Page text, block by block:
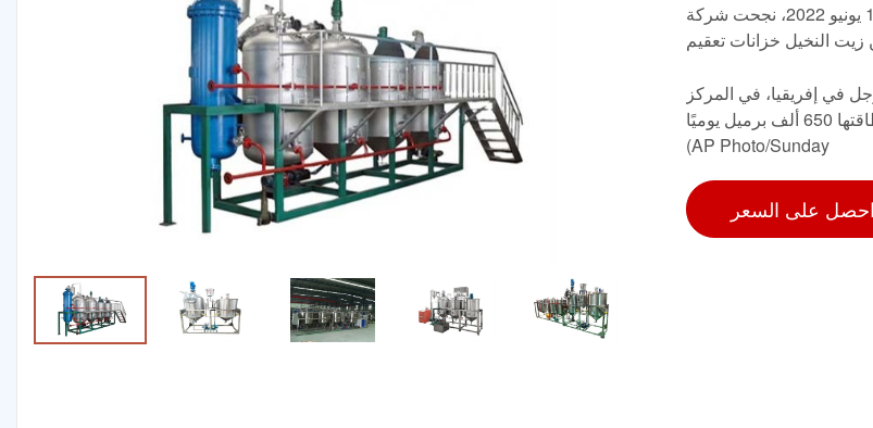
في 10 يونيو 2022، نجحت شركة Henan Glory في تركيب آلات طحن زيت النخيل بطاقة طن واحد في
النخيل خزانات تعقيم
أغنى رجل في إفريقيا، في المركز
الاقتصادي لدبي في اليمن هي واحدة من أكبر مصافي النفط في العالم وتبلغ طاقتها 650 ألف برميل يوميًا.
(AP Photo/Sunday
احصل على السعر